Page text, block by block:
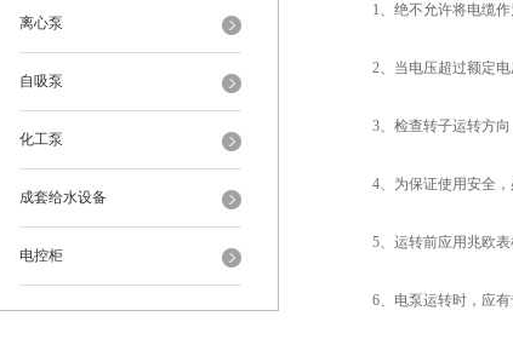
离心泵
自吸泵
化工泵
成套给水设备
电控柜
1、绝不允许将电缆作
2、当电压超过额定电
3、检查转子运转方向
4、为保证使用安全，
5、运转前应用兆欧表
6、电泵运转时，应有